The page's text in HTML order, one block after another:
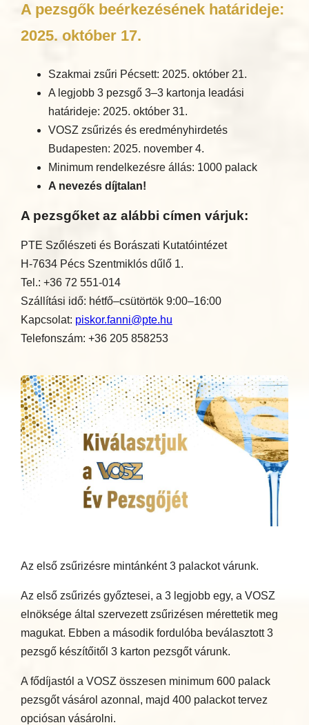
A pezsgők beérkezésének határideje:
2025. október 17.
Szakmai zsűri Pécsett: 2025. október 21.
A legjobb 3 pezsgő 3–3 kartonja leadási
határideje: 2025. október 31.
VOSZ zsűrizés és eredményhirdetés
Budapesten: 2025. november 4.
Minimum rendelkezésre állás: 1000 palack
A nevezés díjtalan!
A pezsgőket az alábbi címen várjuk:
PTE Szőlészeti és Borászati Kutatóintézet
H-7634 Pécs Szentmiklós dűlő 1.
Tel.: +36 72 551-014
Szállítási idő: hétfő–csütörtök 9:00–16:00
Kapcsolat: piskor.fanni@pte.hu
Telefonszám: +36 205 858253
Az első zsűrizésre mintánként 3 palackot várunk.
Az első zsűrizés győztesei, a 3 legjobb egy, a VOSZ
elnöksége által szervezett zsűrizésen mérettetik meg
magukat. Ebben a második fordulóba beválasztott 3
pezsgő készítőitől 3 karton pezsgőt várunk.
A fődíjastól a VOSZ összesen minimum 600 palack
pezsgőt vásárol azonnal, majd 400 palackot tervez
opciósan vásárolni.